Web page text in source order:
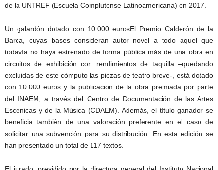
de la UNTREF (Escuela Complutense Latinoamericana) en 2017.
Un galardón dotado con 10.000 eurosEl Premio Calderón de la
Barca, cuyas bases consideran autor novel a todo aquel que
todavía no haya estrenado de forma pública más de una obra en
circuitos de exhibición con rendimientos de taquilla –quedando
excluidas de este cómputo las piezas de teatro breve-, está dotado
con 10.000 euros y la publicación de la obra premiada por parte
del INAEM, a través del Centro de Documentación de las Artes
Escénicas y de la Música (CDAEM). Además, el título ganador se
beneficia también de una valoración preferente en el caso de
solicitar una subvención para su distribución. En esta edición se
han presentado un total de 117 textos.
El jurado, presidido por la directora general del Instituto Nacional